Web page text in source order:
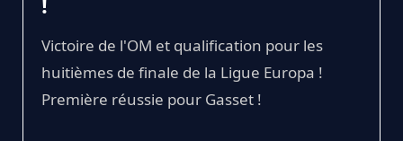
Victoire de l'OM et qualification pour les
huitièmes de finale de la Ligue Europa !
Première réussie pour Gasset !